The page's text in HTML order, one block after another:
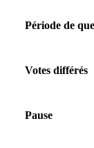
Période de
Votes différés
Pause